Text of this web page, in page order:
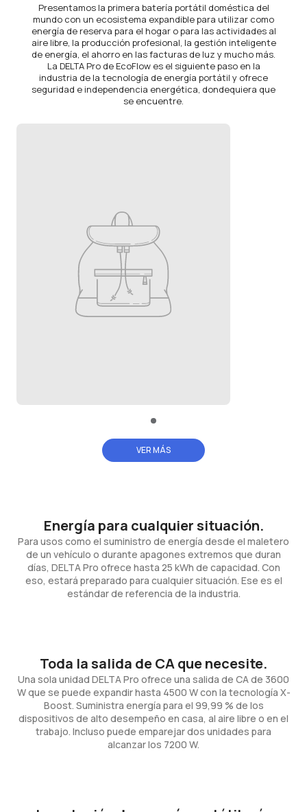
Presentamos la primera batería portátil doméstica del
mundo con un ecosistema expandible para utilizar como
energía de reserva para el hogar o para las actividades al
aire libre, la producción profesional, la gestión inteligente
de energía, el ahorro en las facturas de luz y mucho más.
La DELTA Pro de EcoFlow es el siguiente paso en la
industria de la tecnología de energía portátil y ofrece
seguridad e independencia energética, dondequiera que
se encuentre.
VER MÁS
Energía para cualquier situación.
Para usos como el suministro de energía desde el maletero
de un vehículo o durante apagones extremos que duran
días, DELTA Pro ofrece hasta 25 kWh de capacidad. Con
eso, estará preparado para cualquier situación. Ese es el
estándar de referencia de la industria.
Toda la salida de CA que necesite.
Una sola unidad DELTA Pro ofrece una salida de CA de 3600
W que se puede expandir hasta 4500 W con la tecnología X-
Boost. Suministra energía para el 99,99 % de los
dispositivos de alto desempeño en casa, al aire libre o en el
trabajo. Incluso puede emparejar dos unidades para
alcanzar los 7200 W.